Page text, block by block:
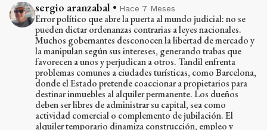
sergio aranzabal • Hace 7 Meses
Error político que abre la puerta al mundo judicial: no se
pueden dictar ordenanzas contrarias a leyes nacionales.
Muchos gobernantes desconocen la libertad de mercado y
la manipulan según sus intereses, generando trabas que
favorecen a unos y perjudican a otros. Tandil enfrenta
problemas comunes a ciudades turísticas, como Barcelona,
donde el Estado pretende coaccionar a propietarios para
destinar inmuebles al alquiler permanente. Los dueños
deben ser libres de administrar su capital, sea como
actividad comercial o complemento de jubilación. El
alquiler temporario dinamiza construcción, empleo y